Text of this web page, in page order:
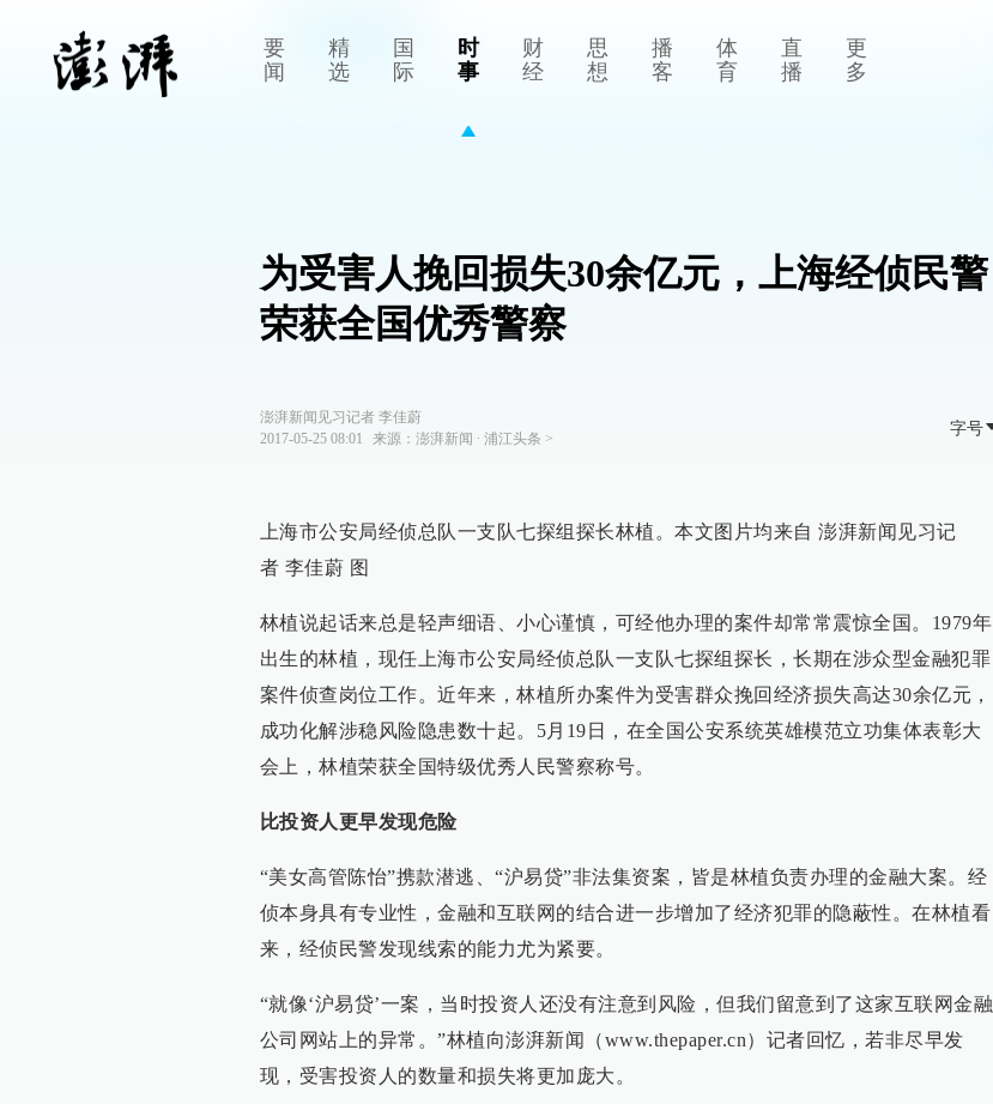
要
闻
精
选
国
际
时
事
财
经
思
想
播
客
体
育
直
播
更
多
为受害人挽回损失30余亿元，上海经侦民警
荣获全国优秀警察
澎湃新闻见习记者 李佳蔚
2017-05-25 08:01
来源： 澎湃新闻 ∙ 浦江头条 >
字号
上海市公安局经侦总队一支队七探组探长林植。本文图片均来自 澎湃新闻见习记
者 李佳蔚 图
林植说起话来总是轻声细语、小心谨慎，可经他办理的案件却常常震惊全国。1979年
出生的林植，现任上海市公安局经侦总队一支队七探组探长，长期在涉众型金融犯罪
案件侦查岗位工作。近年来，林植所办案件为受害群众挽回经济损失高达30余亿元，
成功化解涉稳风险隐患数十起。5月19日，在全国公安系统英雄模范立功集体表彰大
会上，林植荣获全国特级优秀人民警察称号。
比投资人更早发现危险
“美女高管陈怡”携款潜逃、“沪易贷”非法集资案，皆是林植负责办理的金融大案。经
侦本身具有专业性，金融和互联网的结合进一步增加了经济犯罪的隐蔽性。在林植看
来，经侦民警发现线索的能力尤为紧要。
“就像‘沪易贷’一案，当时投资人还没有注意到风险，但我们留意到了这家互联网金融
公司网站上的异常。”林植向澎湃新闻（www.thepaper.cn）记者回忆，若非尽早发
现，受害投资人的数量和损失将更加庞大。